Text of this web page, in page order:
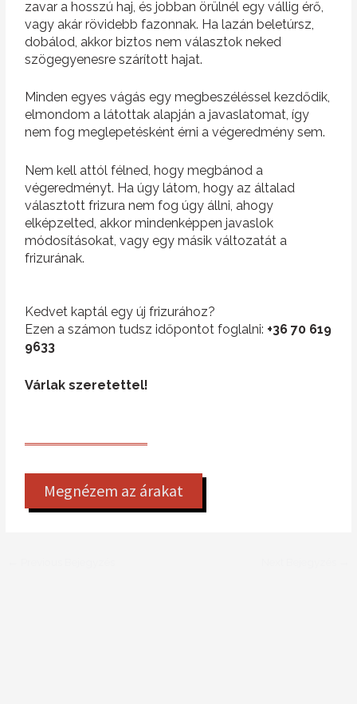
zavar a hosszú haj, és jobban örülnél egy vállig érő,
vagy akár rövidebb fazonnak. Ha lazán beletúrsz,
dobálod, akkor biztos nem választok neked
szögegyenesre szárított hajat.
Minden egyes vágás egy megbeszéléssel kezdődik,
elmondom a látottak alapján a javaslatomat, így
nem fog meglepetésként érni a végeredmény sem.
Nem kell attól félned, hogy megbánod a
végeredményt. Ha úgy látom, hogy az általad
választott frizura nem fog úgy állni, ahogy
elképzelted, akkor mindenképpen javaslok
módosításokat, vagy egy másik változatát a
frizurának.
Kedvet kaptál egy új frizurához?
Ezen a számon tudsz időpontot foglalni: +36 70 619
9633
Várlak szeretettel!
Megnézem az árakat